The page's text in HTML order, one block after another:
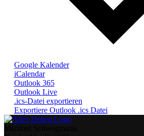
Google Kalender
iCalendar
Outlook 365
Outlook Live
.ics-Datei exportieren
Exportiere Outlook .ics Datei